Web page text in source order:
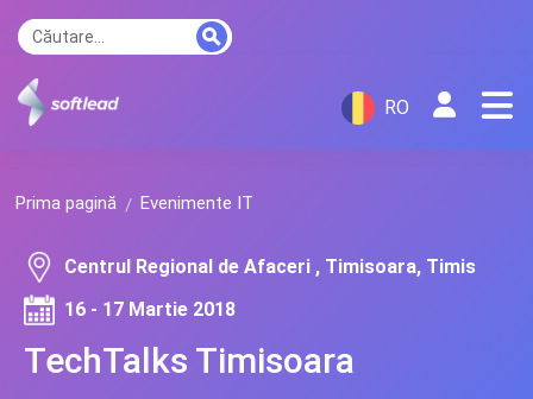
RO
Prima pagină Evenimente IT
TechTalks Timisoara
Centrul Regional de Afaceri , Timisoara, Timis
16 - 17 Martie 2018